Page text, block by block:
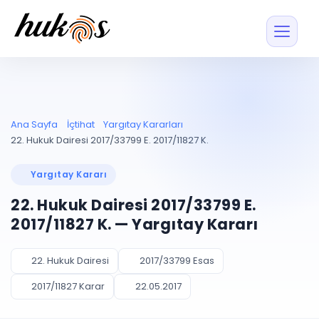
Entegrasyonu
UYAP ile otomatik
UYAP Evrak
Entegrasyonu
UETS Entegrasyonu
Tebligatları anında
Müvekkil ve taraf
Vekalet
PLANLAMA & TAKİP
Pano ve Takip
AKILLI & FİNANS
Blog
Ücretsiz Başlayın Giriş Yap
Ana Sayfa İçtihat
Yargıtay Kararları
22. Hukuk Dairesi 2017/33799 E. 2017/11827 K.
Yargıtay Kararı
22. Hukuk Dairesi 2017/33799 E.
2017/11827 K. — Yargıtay Kararı
22. Hukuk Dairesi
2017/33799 Esas
2017/11827 Karar
22.05.2017